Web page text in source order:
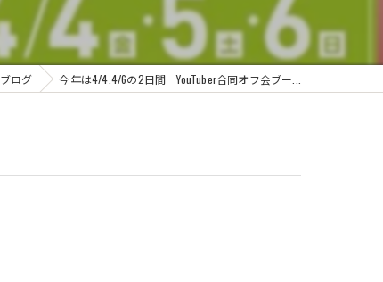
ブログ 今年は4/4.4/6の2日間 YouTuber合同オフ会ブー...